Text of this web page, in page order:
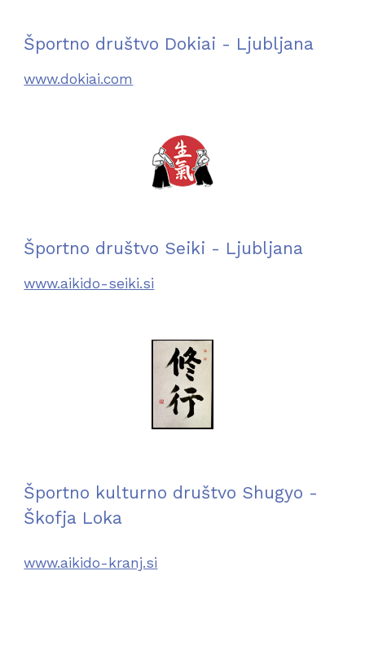
Športno društvo Dokiai - Ljubljana
www.dokiai.com
Športno društvo Seiki - Ljubljana
www.aikido-seiki.si
Športno kulturno društvo Shugyo -
Škofja Loka
www.aikido-kranj.si